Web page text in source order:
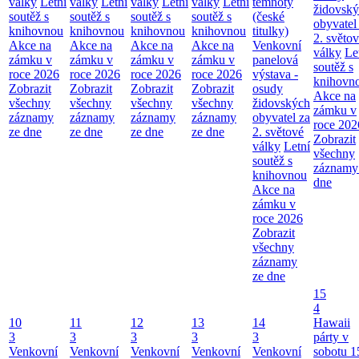
soutěž s
knihovnou
Akce na
zámku v
roce 2026
Zobrazit
všechny
záznamy
ze dne
soutěž s
knihovnou
Akce na
zámku v
roce 2026
Zobrazit
všechny
záznamy
ze dne
soutěž s
knihovnou
Akce na
zámku v
roce 2026
Zobrazit
všechny
záznamy
ze dne
soutěž s
knihovnou
Akce na
zámku v
roce 2026
Zobrazit
všechny
záznamy
ze dne
(české
titulky)
Venkovní
panelová
výstava -
osudy
židovských
obyvatel za
2. světové
války Letní
soutěž s
knihovnou
Akce na
zámku v
roce 2026
Zobrazit
všechny
záznamy
ze dne
obyvatel
2.
války
soutěž s
Akce na
zámku v
roce
Zobrazit
všechny
dne
10
3
Venkovní
11
3
Venkovní
12
3
Venkovní
13
3
Venkovní
14
3
Venkovní
15
4
Hawaii
párty v
sobotu